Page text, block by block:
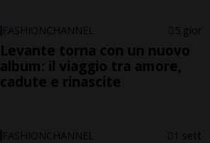
FASHIONCHANNEL 5 gior
Levante torna con un nuovo
album: il viaggio tra amore,
cadute e rinascite
FASHIONCHANNEL 1 sett